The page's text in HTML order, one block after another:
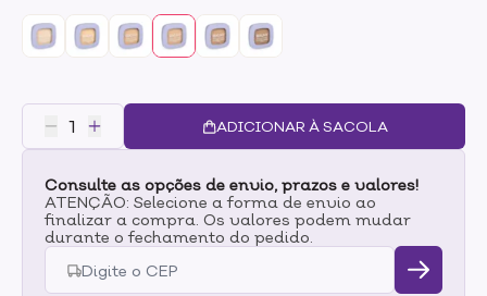
compacto da Bauny para segurar a maquiagem por
mais tempo. O pó compacto da Bauny possui sílica de
arroz, que auxilia no controle da oleosidade, além de
acabamento perfeito.Produto vegano.Disponível em 12
cores Modo de uso : Após utilizar a base e o corretivo
da Bauny, sele a maquiagem com pó.
ADICIONAR À SACOLA
Consulte as opções de envio, prazos e valores!
ATENÇÃO: Selecione a forma de envio ao
finalizar a compra. Os valores podem mudar
durante o fechamento do pedido.